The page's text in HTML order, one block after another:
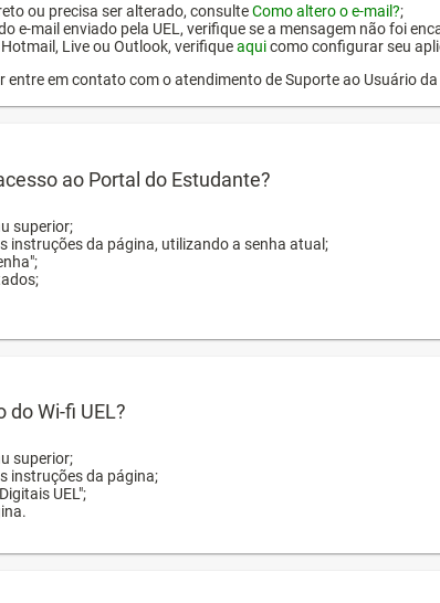
ou precisa ser alterado, consulteComo altero o e-mail?;
e-mail enviado pela UEL, verifique se a mensagem não foi
Live ou Outlook, verifiqueaquicomo configurar seu
entre em contato com o atendimento de Suporte ao Usuário da
ao Portal do Estudante?
superior;
instruções da página, utilizando a senha atual;
Wi-fi UEL?
superior;
instruções da página;
UEL";